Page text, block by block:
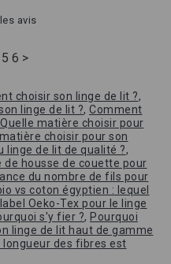
avis
5 6 >
choisir son linge de lit ?,
linge de lit ?, Comment
Quelle matière choisir pour
choisir pour son
linge de lit de qualité ?,
housse de couette pour
du nombre de fils pour
vs coton égyptien : lequel
label Oeko-Tex pour le linge
s'y fier ?, Pourquoi
linge de lit haut de gamme
longueur des fibres est